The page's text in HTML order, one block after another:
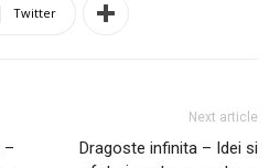
Twitter
–
Next article
Dragoste infinita – Idei si